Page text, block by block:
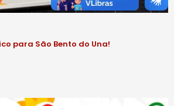
para São Bento do Una!